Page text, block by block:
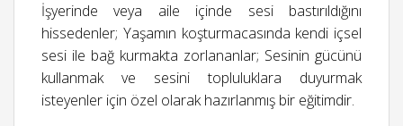
İşyerinde veya aile içinde sesi bastırıldığını
hissedenler; Yaşamın koşturmacasında kendi içsel
sesi ile bağ kurmakta zorlananlar; Sesinin gücünü
kullanmak ve sesini topluluklara duyurmak
isteyenler için özel olarak hazırlanmış bir eğitimdir.